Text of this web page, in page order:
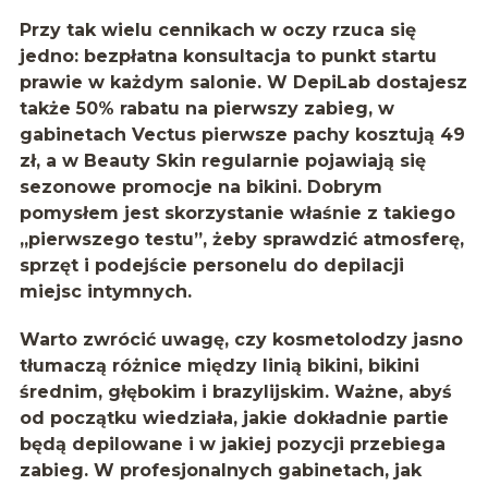
Przy tak wielu cennikach w oczy rzuca się
jedno: bezpłatna konsultacja to punkt startu
prawie w każdym salonie. W DepiLab dostajesz
także50% rabatu na pierwszy zabieg, w
gabinetach Vectus pierwsze pachy kosztują 49
zł, a w Beauty Skin regularnie pojawiają się
sezonowe promocje na bikini. Dobrym
pomysłem jest skorzystanie właśnie z takiego
„pierwszego testu”, żeby sprawdzić atmosferę,
sprzęt i podejście personelu do depilacji
miejsc intymnych.
Warto zwrócić uwagę, czy kosmetolodzy jasno
tłumaczą różnice między linią bikini, bikini
średnim, głębokim i brazylijskim. Ważne, abyś
od początku wiedziała, jakie dokładnie partie
będą depilowane i w jakiej pozycji przebiega
zabieg. W profesjonalnych gabinetach, jak